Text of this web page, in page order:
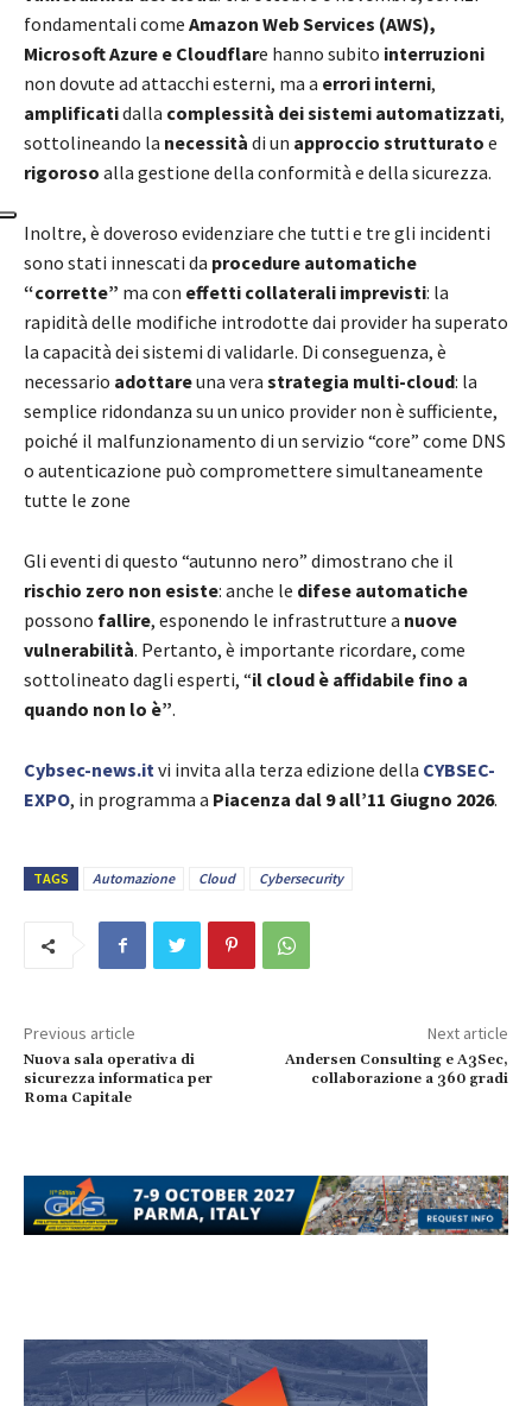
fondamentali come Amazon Web Services (AWS),
Microsoft Azure e Cloudflare hanno subito interruzioni
non dovute ad attacchi esterni, ma a errori interni,
amplificatidalla complessità dei sistemi automatizzati,
sottolineando la necessità di un approccio strutturato e
rigoroso alla gestione della conformità e della sicurezza.
Inoltre, è doveroso evidenziare che tutti e tre gli incidenti
sono stati innescati da procedure automatiche
“corrette” ma con effetti collaterali imprevisti: la
rapidità delle modifiche introdotte dai provider ha superato
la capacità dei sistemi di validarle. Di conseguenza, è
necessario adottareuna vera strategia multi-cloud: la
semplice ridondanza su un unico provider non è sufficiente,
poiché il malfunzionamento di un servizio “core” come DNS
o autenticazione può compromettere simultaneamente
tutte le zone
Gli eventi di questo “autunno nero” dimostrano che il
rischio zero non esiste: anche le difese automatiche
possono fallire, esponendo le infrastrutture a nuove
vulnerabilità. Pertanto, è importante ricordare, come
sottolineato dagli esperti, “il cloud è affidabile fino a
quando non lo è”.
Cybsec-news.itvi invita alla terza edizione della CYBSEC-
EXPO, in programma a Piacenza dal 9 all’11 Giugno 2026.
TAGS Automazione Cloud Cybersecurity
Previous article
Nuova sala operativa di
sicurezza informatica per
Roma Capitale
Next article
Andersen Consulting e A3Sec,
collaborazione a 360 gradi